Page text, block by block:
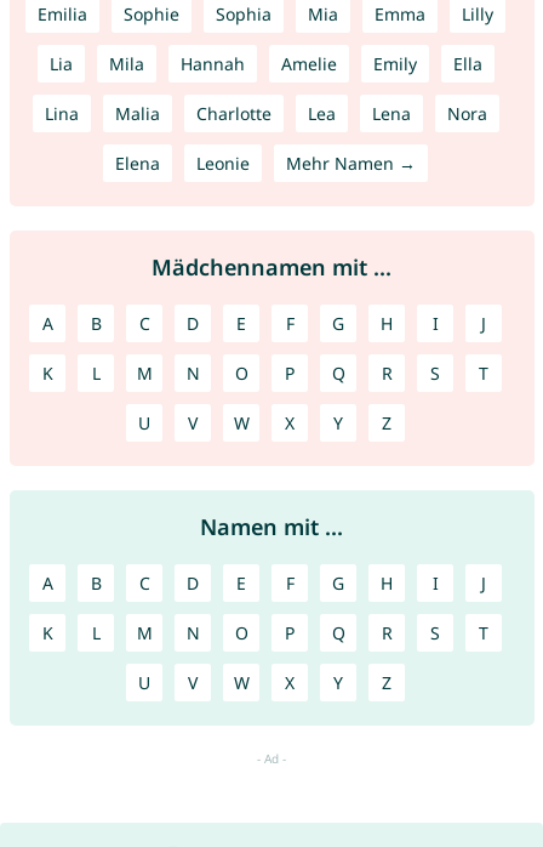
Emilia Sophie Sophia Mia Emma Lilly
Lia Mila Hannah Amelie Emily Ella
Lina Malia Charlotte Lea Lena Nora
Elena Leonie Mehr Namen →
Mädchennamen mit ...
A B C D E F G H I J
K L M N O P Q R S T
U V W X Y Z
Namen mit ...
A B C D E F G H I J
K L M N O P Q R S T
U V W X Y Z